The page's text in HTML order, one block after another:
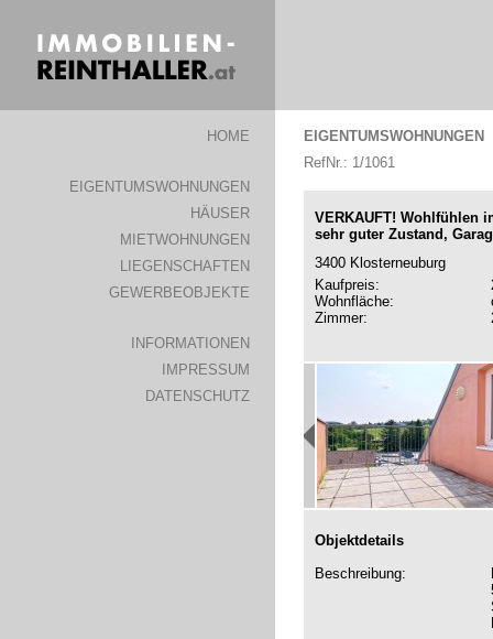
HOME
EIGENTUMSWOHNUNGEN
HÄUSER
MIETWOHNUNGEN
LIEGENSCHAFTEN
GEWERBEOBJEKTE
INFORMATIONEN
IMPRESSUM
DATENSCHUTZ
EIGENTUMSWOHNUNGEN
RefNr.: 1/1061
VERKAUFT! Wohlfühlen
sehr guter Zustand,
3400 Klosterneuburg
Kaufpreis:
Wohnfläche:
Zimmer:
Objektdetails
Beschreibung: